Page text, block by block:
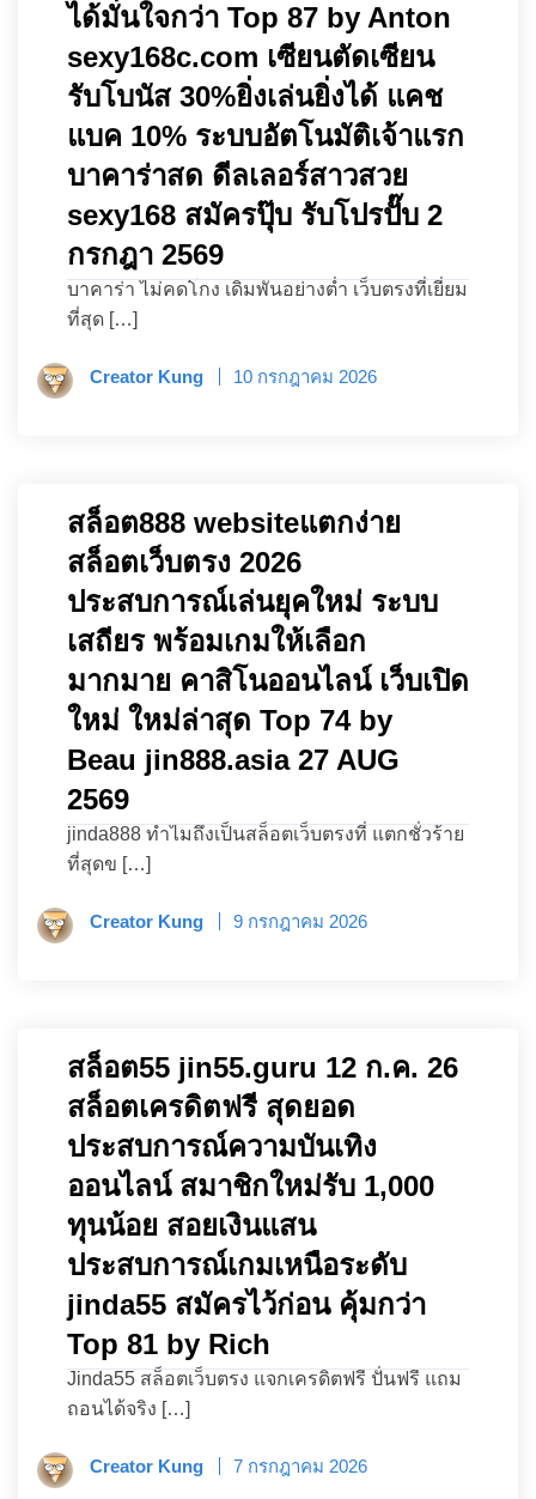
ได้มั่นใจกว่า Top 87 by Anton
sexy168c.com เซียนตัดเซียน
รับโบนัส 30%ยิ่งเล่นยิ่งได้ แคช
แบค 10% ระบบอัตโนมัติเจ้าแรก
บาคาร่าสด ดีลเลอร์สาวสวย
sexy168 สมัครปุ๊บ รับโปรปั๊บ 2
กรกฎา 2569
บาคาร่า ไม่คดโกง เดิมพันอย่างต่ำ เว็บตรงที่เยี่ยม
ที่สุด […]
Creator Kung 10 กรกฎาคม 2026
สล็อต888 websiteแตกง่าย
สล็อตเว็บตรง 2026
ประสบการณ์เล่นยุคใหม่ ระบบ
เสถียร พร้อมเกมให้เลือก
มากมาย คาสิโนออนไลน์ เว็บเปิด
ใหม่ ใหม่ล่าสุด Top 74 by
Beau jin888.asia 27 AUG
2569
jinda888 ทำไมถึงเป็นสล็อตเว็บตรงที่ แตกชั่วร้าย
ที่สุดข […]
Creator Kung 9 กรกฎาคม 2026
สล็อต55 jin55.guru 12 ก.ค. 26
สล็อตเครดิตฟรี สุดยอด
ประสบการณ์ความบันเทิง
ออนไลน์ สมาชิกใหม่รับ 1,000
ทุนน้อย สอยเงินแสน
ประสบการณ์เกมเหนือระดับ
jinda55 สมัครไว้ก่อน คุ้มกว่า
Top 81 by Rich
Jinda55 สล็อตเว็บตรง แจกเครดิตฟรี ปั่นฟรี แถม
ถอนได้จริง […]
Creator Kung 7 กรกฎาคม 2026